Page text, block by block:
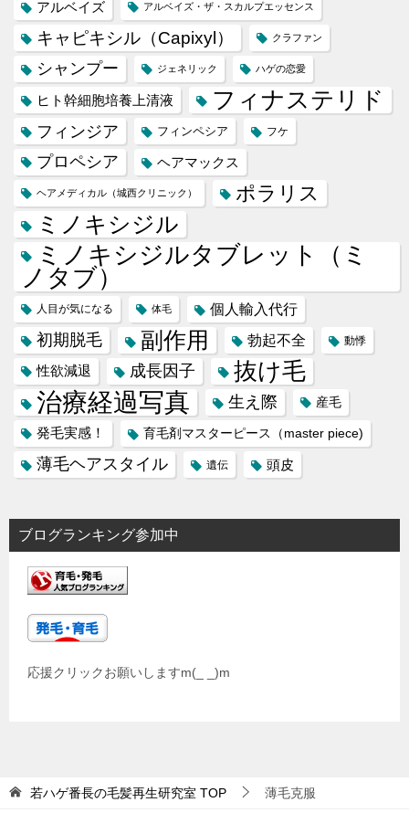
アルベイズ アルベイズ・ザ・スカルプエッセンス
キャピキシル（Capixyl） クラファン
シャンプー ジェネリック ハゲの恋愛
ヒト幹細胞培養上清液 フィナステリド
フィンジア フィンペシア フケ
プロペシア ヘアマックス
ヘアメディカル（城西クリニック） ポラリス
ミノキシジル
ミノキシジルタブレット（ミ
ノタブ）
人目が気になる 体毛 個人輸入代行
初期脱毛 副作用 勃起不全 動悸
性欲減退 成長因子 抜け毛
治療経過写真 生え際 産毛
発毛実感！ 育毛剤マスターピース（master piece)
薄毛ヘアスタイル 遺伝 頭皮
ブログランキング参加中
応援クリックお願いしますm(_ _)m
若ハゲ番長の毛髪再生研究室 TOP 薄毛克服